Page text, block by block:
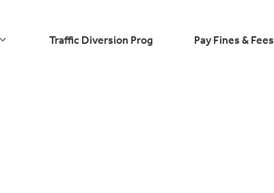
Traffic Diversion Prog Pay Fines & Fees